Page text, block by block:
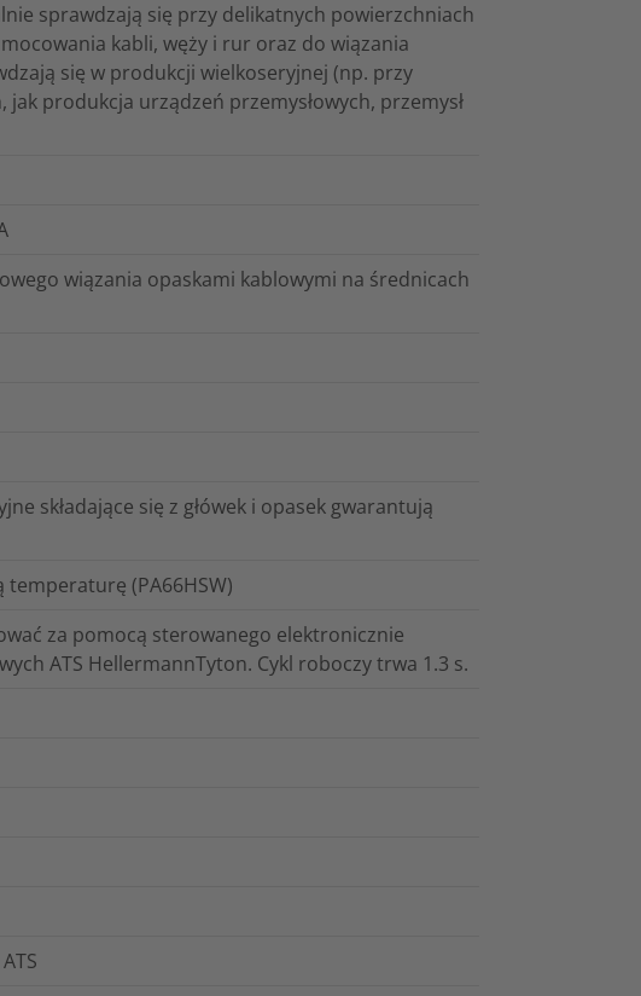
sprawdzają się przy delikatnych powierzchniach
kabli, węży i rur oraz do wiązania
się w produkcji wielkoseryjnej (np. przy
produkcja urządzeń przemysłowych, przemysł
wiązania opaskami kablowymi na średnicach
składające się z główek i opasek gwarantują
(PA66HSW)
za pomocą sterowanego elektronicznie
ATS HellermannTyton. Cykl roboczy trwa 1.3 s.